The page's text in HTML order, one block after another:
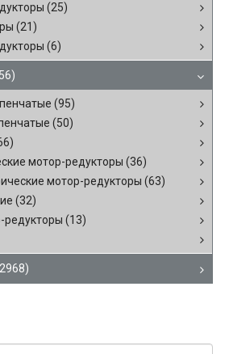
(25)
(21)
(6)
(95)
(50)
мотор-редукторы (36)
мотор-редукторы (63)
(32)
редукторы (13)